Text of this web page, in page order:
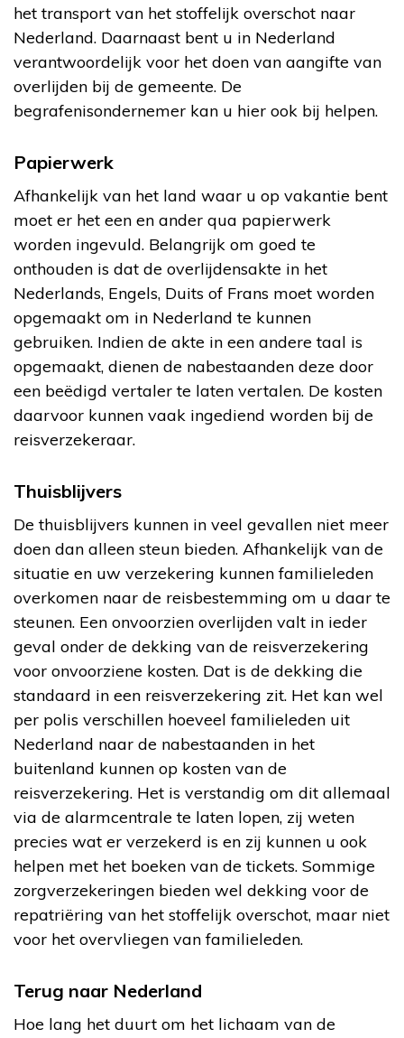
het transport van het stoffelijk overschot naar
Nederland. Daarnaast bent u in Nederland
verantwoordelijk voor het doen van aangifte van
overlijden bij de gemeente. De
begrafenisondernemer kan u hier ook bij helpen.
Papierwerk
Afhankelijk van het land waar u op vakantie bent
moet er het een en ander qua papierwerk
worden ingevuld. Belangrijk om goed te
onthouden is dat de overlijdensakte in het
Nederlands, Engels, Duits of Frans moet worden
opgemaakt om in Nederland te kunnen
gebruiken. Indien de akte in een andere taal is
opgemaakt, dienen de nabestaanden deze door
een beëdigd vertaler te laten vertalen. De kosten
daarvoor kunnen vaak ingediend worden bij de
reisverzekeraar.
Thuisblijvers
De thuisblijvers kunnen in veel gevallen niet meer
doen dan alleen steun bieden. Afhankelijk van de
situatie en uw verzekering kunnen familieleden
overkomen naar de reisbestemming om u daar te
steunen. Een onvoorzien overlijden valt in ieder
geval onder de dekking van de reisverzekering
voor onvoorziene kosten. Dat is de dekking die
standaard in een reisverzekering zit. Het kan wel
per polis verschillen hoeveel familieleden uit
Nederland naar de nabestaanden in het
buitenland kunnen op kosten van de
reisverzekering. Het is verstandig om dit allemaal
via de alarmcentrale te laten lopen, zij weten
precies wat er verzekerd is en zij kunnen u ook
helpen met het boeken van de tickets. Sommige
zorgverzekeringen bieden wel dekking voor de
repatriëring van het stoffelijk overschot, maar niet
voor het overvliegen van familieleden.
Terug naar Nederland
Hoe lang het duurt om het lichaam van de